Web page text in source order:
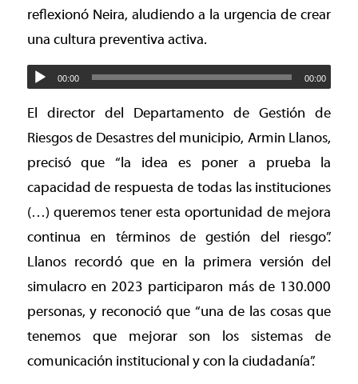
reflexionó Neira, aludiendo a la urgencia de crear
una cultura preventiva activa.
00:00 00:00
El director del Departamento de Gestión de
Riesgos de Desastres del municipio, Armin Llanos,
precisó que “la idea es poner a prueba la
capacidad de respuesta de todas las instituciones
(…) queremos tener esta oportunidad de mejora
continua en términos de gestión del riesgo”.
Llanos recordó que en la primera versión del
simulacro en 2023 participaron más de 130.000
personas, y reconoció que “una de las cosas que
tenemos que mejorar son los sistemas de
comunicación institucional y con la ciudadanía”.